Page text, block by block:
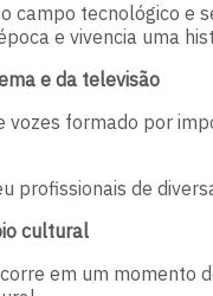
campo tecnológico e
e vivencia uma
e da televisão
vozes formado por
profissionais de
cultural
em um momento